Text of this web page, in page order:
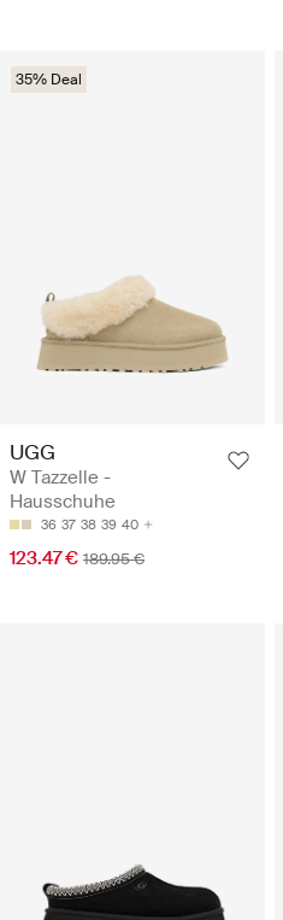
35% Deal
UGG
W Tazzelle -
Hausschuhe
36 37 38 39 40
123.47 € 189.95 €